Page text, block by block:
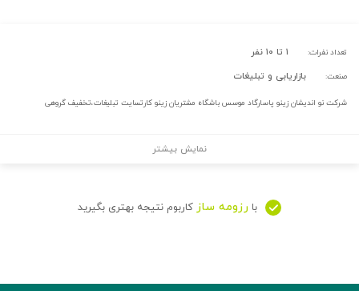
تعداد نفرات: ۱ تا ۱۰ نفر
صنعت: بازاریابی و تبلیغات
شرکت نو اندیشان زینو پاسارگاد موسس باشگاه مشتریان زینو کارتسایت تبلیغات،تخفیف گروهی
نمایش بیشتر
با رزومه ساز کاربوم نتیجه بهتری بگیرید